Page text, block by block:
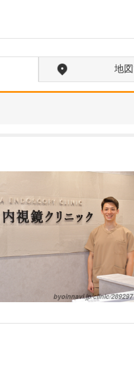
地
や間質性肺炎
学病院や基幹
要とされる患